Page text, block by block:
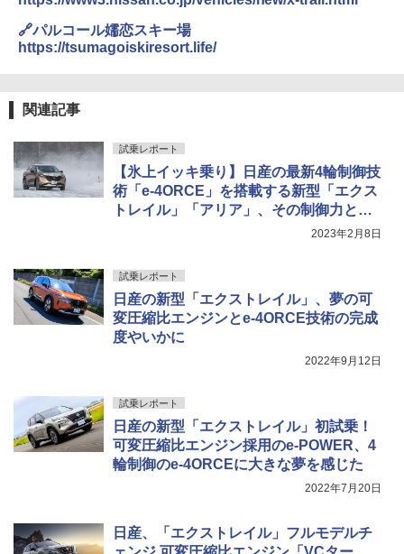
🔗パルコール嬬恋スキー場
https://tsumagoiskiresort.life/
関連記事
試乗レポート
【氷上イッキ乗り】日産の最新4輪制御技
術「e-4ORCE」を搭載する新型「エクス
トレイル」「アリア」、その制御力と安
2023年2月8日
試乗レポート
日産の新型「エクストレイル」、夢の可
変圧縮比エンジンとe-4ORCE技術の完成
度やいかに
2022年9月12日
試乗レポート
日産の新型「エクストレイル」初試乗！
可変圧縮比エンジン採用のe-POWER、4
輪制御のe-4ORCEに大きな夢を感じた
2022年7月20日
日産、「エクストレイル」フルモデルチ